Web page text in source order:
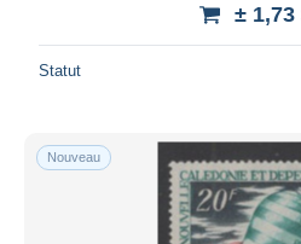
± 1,73
Statut
Nouveau